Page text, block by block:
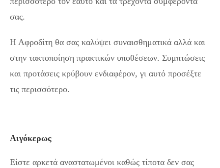
σας.
Η Αφροδίτη θα σας καλύψει συναισθηματικά αλλά και
στην τακτοποίηση πρακτικών υποθέσεων. Συμπτώσεις
και προτάσεις κρύβουν ενδιαφέρον, γι αυτό προσέξτε
τις περισσότερο.
Αιγόκερως
Είστε αρκετά αναστατωμένοι καθώς τίποτα δεν σας